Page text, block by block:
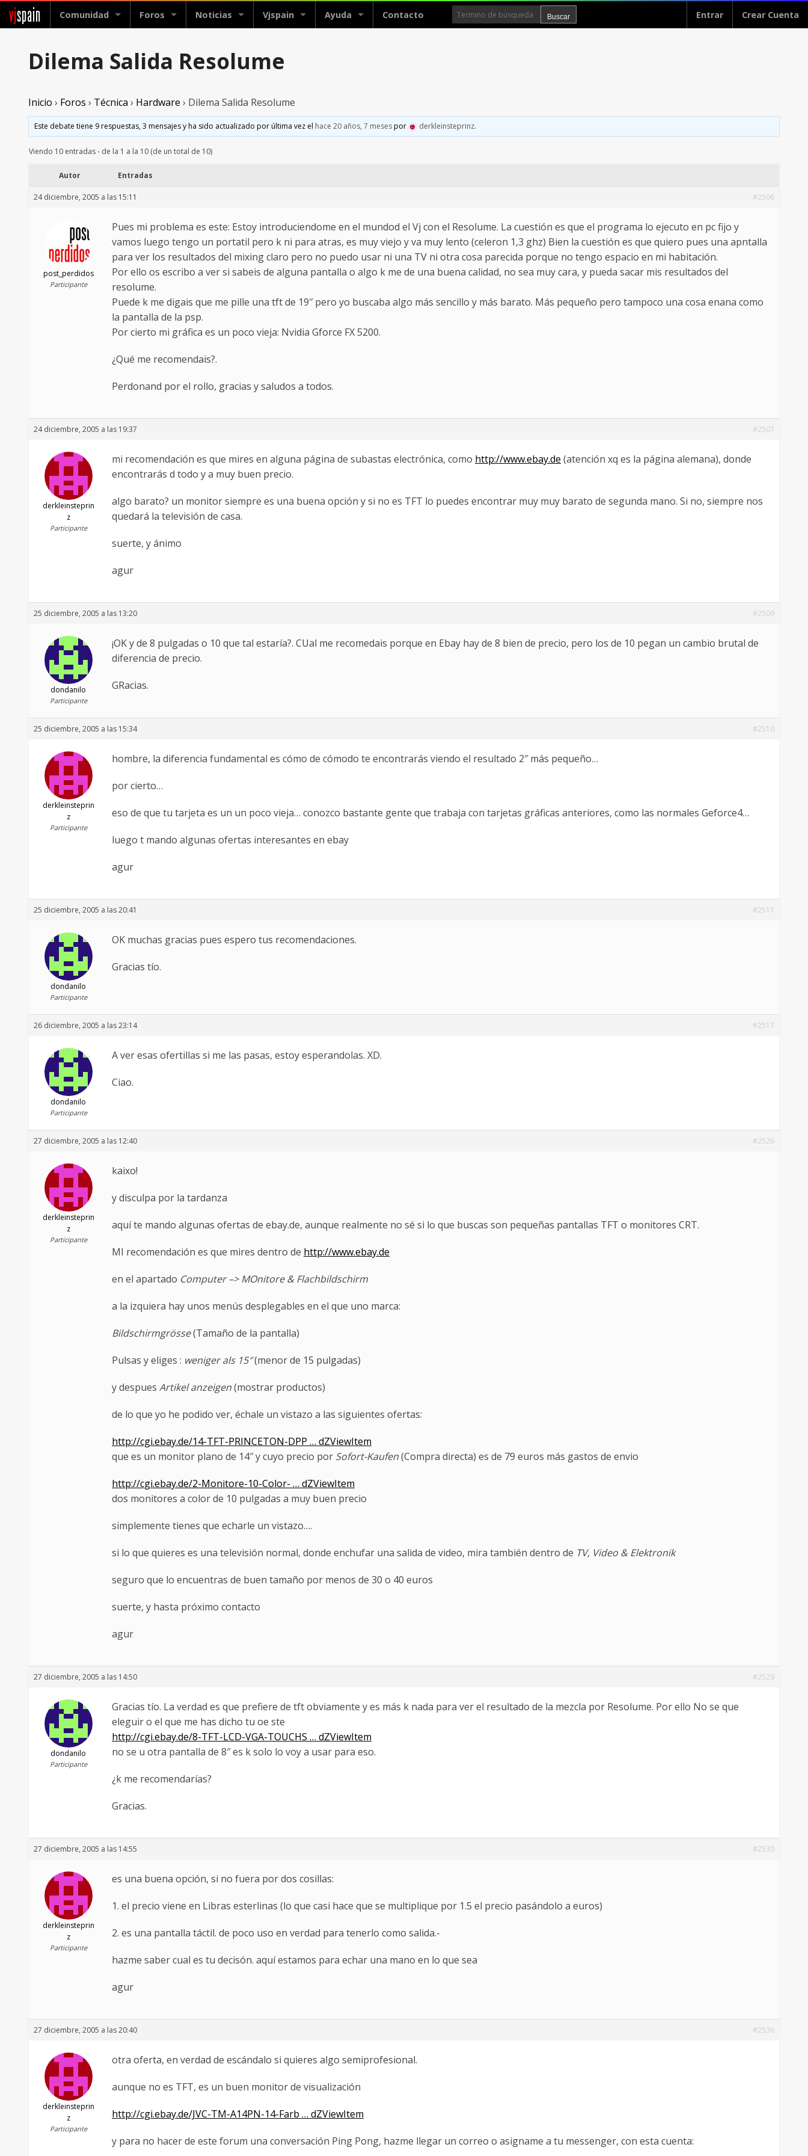
vjspain Comunidad Foros Noticias Vjspain Ayuda Contacto Entrar Crear Cuenta
Dilema Salida Resolume
Inicio › Foros › Técnica › Hardware › Dilema Salida Resolume
Este debate tiene 9 respuestas, 3 mensajes y ha sido actualizado por última vez el hace 20 años, 7 mesespor derkleinsteprinz.
Viendo 10 entradas - de la 1 a la 10 (de un total de 10)
Autor Entradas
24 diciembre, 2005 a las 15:11 #2506
post_perdidos
Participante
Pues mi problema es este: Estoy introduciendome en el mundod el Vj con el Resolume. La cuestión es que el programa lo ejecuto en pc fijo y
vamos luego tengo un portatil pero k ni para atras, es muy viejo y va muy lento (celeron 1,3 ghz) Bien la cuestión es que quiero pues una apntalla
para ver los resultados del mixing claro pero no puedo usar ni una TV ni otra cosa parecida porque no tengo espacio en mi habitación.
Por ello os escribo a ver si sabeis de alguna pantalla o algo k me de una buena calidad, no sea muy cara, y pueda sacar mis resultados del
resolume.
Puede k me digais que me pille una tft de 19″ pero yo buscaba algo más sencillo y más barato. Más pequeño pero tampoco una cosa enana como
la pantalla de la psp.
Por cierto mi gráfica es un poco vieja: Nvidia Gforce FX 5200.
¿Qué me recomendais?.
Perdonand por el rollo, gracias y saludos a todos.
24 diciembre, 2005 a las 19:37 #2507
derkleinsteprin
z
Participante
mi recomendación es que mires en alguna página de subastas electrónica, como http://www.ebay.de (atención xq es la página alemana), donde
encontrarás d todo y a muy buen precio.
algo barato? un monitor siempre es una buena opción y si no es TFT lo puedes encontrar muy muy barato de segunda mano. Si no, siempre nos
quedará la televisión de casa.
suerte, y ánimo
agur
25 diciembre, 2005 a las 13:20 #2509
dondanilo
Participante
¡OK y de 8 pulgadas o 10 que tal estaría?. CUal me recomedais porque en Ebay hay de 8 bien de precio, pero los de 10 pegan un cambio brutal de
diferencia de precio.
GRacias.
25 diciembre, 2005 a las 15:34 #2510
derkleinsteprin
z
Participante
hombre, la diferencia fundamental es cómo de cómodo te encontrarás viendo el resultado 2″ más pequeño…
por cierto…
eso de que tu tarjeta es un un poco vieja… conozco bastante gente que trabaja con tarjetas gráficas anteriores, como las normales Geforce4…
luego t mando algunas ofertas interesantes en ebay
agur
25 diciembre, 2005 a las 20:41 #2511
dondanilo
Participante
OK muchas gracias pues espero tus recomendaciones.
Gracias tío.
26 diciembre, 2005 a las 23:14 #2517
dondanilo
Participante
A ver esas ofertillas si me las pasas, estoy esperandolas. XD.
Ciao.
27 diciembre, 2005 a las 12:40 #2526
derkleinsteprin
z
Participante
kaixo!
y disculpa por la tardanza
aquí te mando algunas ofertas de ebay.de, aunque realmente no sé si lo que buscas son pequeñas pantallas TFT o monitores CRT.
MI recomendación es que mires dentro de http://www.ebay.de
en el apartado Computer –> MOnitore & Flachbildschirm
a la izquiera hay unos menús desplegables en el que uno marca:
Bildschirmgrösse(Tamaño de la pantalla)
Pulsas y eliges : weniger als 15″(menor de 15 pulgadas)
y despues Artikel anzeigen(mostrar productos)
de lo que yo he podido ver, échale un vistazo a las siguientes ofertas:
http://cgi.ebay.de/14-TFT-PRINCETON-DPP … dZViewItem
que es un monitor plano de 14″ y cuyo precio por Sofort-Kaufen(Compra directa) es de 79 euros más gastos de envio
http://cgi.ebay.de/2-Monitore-10-Color- … dZViewItem
dos monitores a color de 10 pulgadas a muy buen precio
simplemente tienes que echarle un vistazo….
si lo que quieres es una televisión normal, donde enchufar una salida de video, mira también dentro de TV, Video & Elektronik
seguro que lo encuentras de buen tamaño por menos de 30 o 40 euros
suerte, y hasta próximo contacto
agur
27 diciembre, 2005 a las 14:50 #2529
dondanilo
Participante
Gracias tío. La verdad es que prefiere de tft obviamente y es más k nada para ver el resultado de la mezcla por Resolume. Por ello No se que
eleguir o el que me has dicho tu oe ste
http://cgi.ebay.de/8-TFT-LCD-VGA-TOUCHS … dZViewItem
no se u otra pantalla de 8″ es k solo lo voy a usar para eso.
¿k me recomendarías?
Gracias.
27 diciembre, 2005 a las 14:55 #2530
derkleinsteprin
z
Participante
es una buena opción, si no fuera por dos cosillas:
1. el precio viene en Libras esterlinas (lo que casi hace que se multiplique por 1.5 el precio pasándolo a euros)
2. es una pantalla táctil. de poco uso en verdad para tenerlo como salida.-
hazme saber cual es tu decisón. aquí estamos para echar una mano en lo que sea
agur
27 diciembre, 2005 a las 20:40 #2536
derkleinsteprin
z
Participante
otra oferta, en verdad de escándalo si quieres algo semiprofesional.
aunque no es TFT, es un buen monitor de visualización
http://cgi.ebay.de/JVC-TM-A14PN-14-Farb … dZViewItem
y para no hacer de este forum una conversación Ping Pong, hazme llegar un correo o asigname a tu messenger, con esta cuenta: